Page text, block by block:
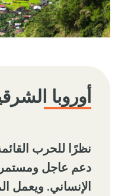
أوروبا
نظرًا للحرب
دعم عاجل ومستمر
الإنساني. ويعمل